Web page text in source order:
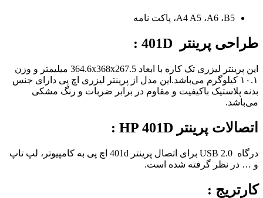
A4 A5 ،A6 ،B5، پاکت نامه
طراحی پرینتر 401D :
این پرینتر لیزری تک کاره با ابعاد 364.6x368x267.5 میلیمتر و وزن
۱۰.۱ کیلوگرم می‌باشد.این مدل از پرینتر لیزری اچ پی دارای جنس
بدنه پلاستیک باکیفیت و مقاوم در برابر ضربات و رنگ مشکی
می‌باشد.
اتصالات پرینتر HP 401D :
درگاه USB 2.0 برای اتصال پرینتر 401d اچ پی به کامپیوتر، لپ تاپ
و … در نظر گرفته شده است.
کارتریج :